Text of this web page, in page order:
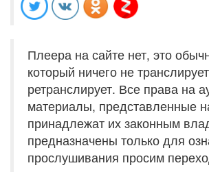
Плеера на сайте нет, это
который ничего не
ретранслирует. Все права на
материалы, представленные
принадлежат их законным
предназначены только для
прослушивания просим